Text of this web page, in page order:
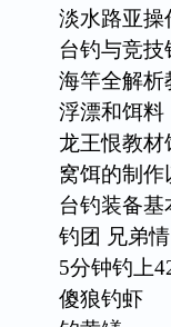
淡水路亚操
台钓与竞技
海竿全解析
浮漂和饵料
龙王恨教材
窝饵的制
台钓装备基
钓团 兄弟情
5分钟钓上
傻狼钓虾